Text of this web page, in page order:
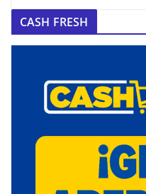
CASH FRESH